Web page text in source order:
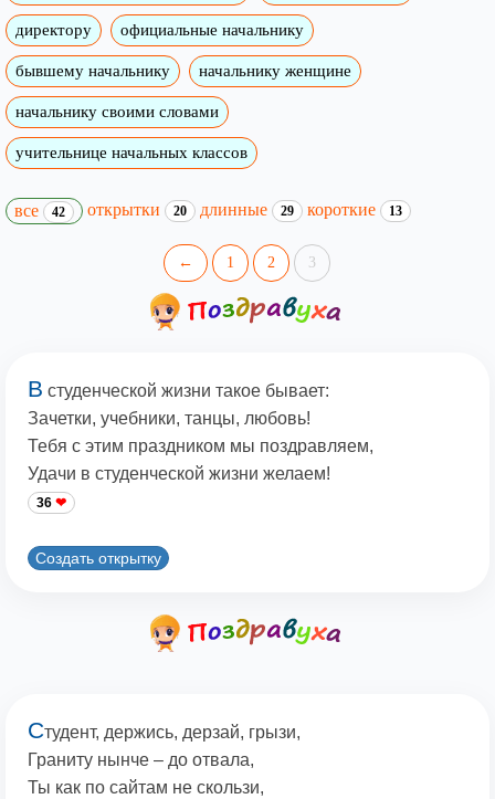
директору официальные начальнику
бывшему начальнику начальнику женщине
начальнику своими словами
учительнице начальных классов
все 42 открытки 20 длинные 29 короткие 13
← 1 2 3
В студенческой жизни такое бывает:
Зачетки, учебники, танцы, любовь!
Тебя с этим праздником мы поздравляем,
Удачи в студенческой жизни желаем!
36
Создать открытку
Студент, держись, дерзай, грызи,
Граниту нынче – до отвала,
Ты как по сайтам не скользи,